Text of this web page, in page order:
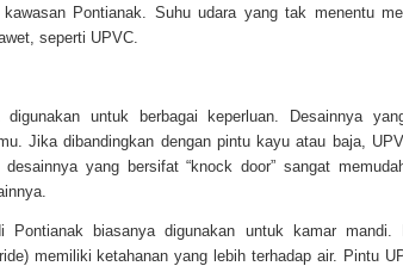
Pontianak. Suhu udara yang tak menentu
seperti UPVC.
untuk berbagai keperluan. Desainnya
Jika dibandingkan dengan pintu kayu atau baja,
yang bersifat “knock door” sangat
Pontianak biasanya digunakan untuk kamar
memiliki ketahanan yang lebih terhadap air. Pintu